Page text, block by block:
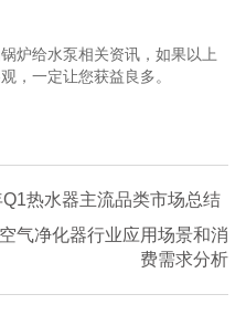
炉给水泵相关资讯，如果以上
，一定让您获益良多。
热水器主流品类市场总结
气净化器行业应用场景和消
费需求分析